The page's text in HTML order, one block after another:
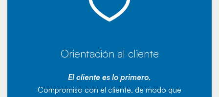
Orientación al cliente
El cliente es lo primero.
Compromiso con el cliente, de modo que